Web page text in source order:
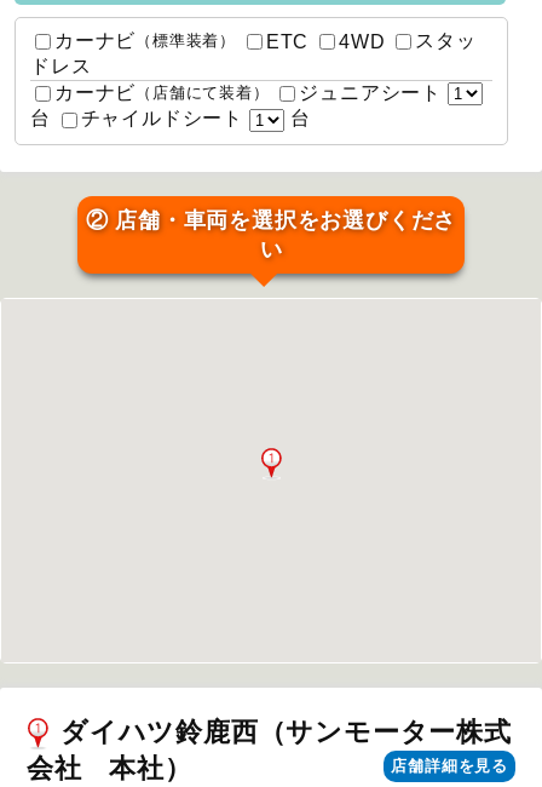
カーナビ （標準装着） ETC 4WD
スタッ
ドレス
カーナビ （店舗にて装着）
ジュニアシート
台
チャイルドシート 台
② 店舗・車両を選択をお選びくださ
い
ダイハツ鈴鹿西（サンモーター株式
会社 本社）
店舗詳細を見る